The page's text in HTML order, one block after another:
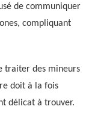
de communiquer
compliquant
traiter des mineurs
doit à la fois
délicat à trouver.